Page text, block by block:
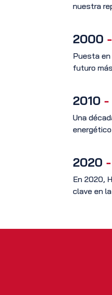
nuestra
2000 -
Puesta en
futuro
2010 -
Una
2020 -
En 2020,
clave en